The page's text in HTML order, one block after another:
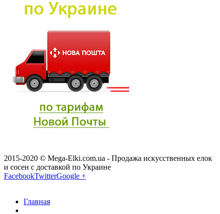
2015-2020 © Mega-Elki.com.ua - Продажа искусственных елок
и сосен с доставкой по Украине
FacebookTwitterGoogle +
Главная